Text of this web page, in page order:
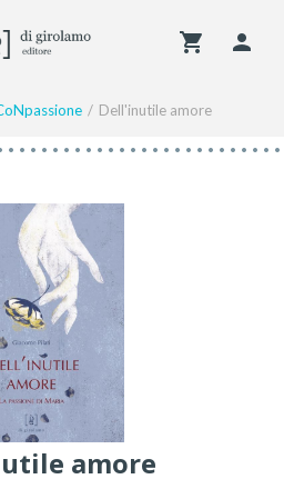
Dell'inutile amore
amore